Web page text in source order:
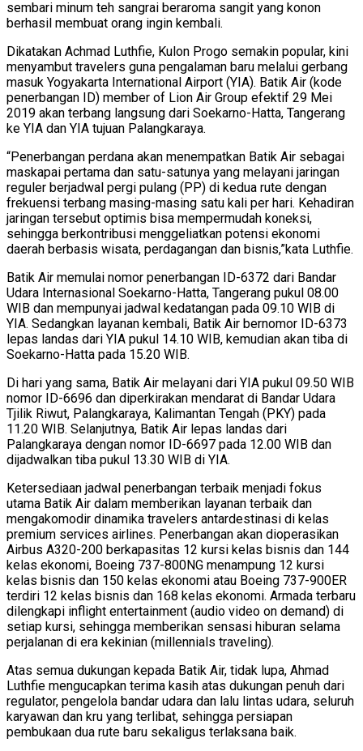
sembari minum teh sangrai beraroma sangit yang konon
berhasil membuat orang ingin kembali.
Dikatakan Achmad Luthfie, Kulon Progo semakin popular, kini
menyambut travelers guna pengalaman baru melalui gerbang
masuk Yogyakarta International Airport (YIA). Batik Air (kode
penerbangan ID) member of Lion Air Group efektif 29 Mei
2019 akan terbang langsung dari Soekarno-Hatta, Tangerang
ke YIA dan YIA tujuan Palangkaraya.
“Penerbangan perdana akan menempatkan Batik Air sebagai
maskapai pertama dan satu-satunya yang melayani jaringan
reguler berjadwal pergi pulang (PP) di kedua rute dengan
frekuensi terbang masing-masing satu kali per hari. Kehadiran
jaringan tersebut optimis bisa mempermudah koneksi,
sehingga berkontribusi menggeliatkan potensi ekonomi
daerah berbasis wisata, perdagangan dan bisnis,”kata Luthfie.
Batik Air memulai nomor penerbangan ID-6372 dari Bandar
Udara Internasional Soekarno-Hatta, Tangerang pukul 08.00
WIB dan mempunyai jadwal kedatangan pada 09.10 WIB di
YIA. Sedangkan layanan kembali, Batik Air bernomor ID-6373
lepas landas dari YIA pukul 14.10 WIB, kemudian akan tiba di
Soekarno-Hatta pada 15.20 WIB.
Di hari yang sama, Batik Air melayani dari YIA pukul 09.50 WIB
nomor ID-6696 dan diperkirakan mendarat di Bandar Udara
Tjilik Riwut, Palangkaraya, Kalimantan Tengah (PKY) pada
11.20 WIB. Selanjutnya, Batik Air lepas landas dari
Palangkaraya dengan nomor ID-6697 pada 12.00 WIB dan
dijadwalkan tiba pukul 13.30 WIB di YIA.
Ketersediaan jadwal penerbangan terbaik menjadi fokus
utama Batik Air dalam memberikan layanan terbaik dan
mengakomodir dinamika travelers antardestinasi di kelas
premium services airlines. Penerbangan akan dioperasikan
Airbus A320-200 berkapasitas 12 kursi kelas bisnis dan 144
kelas ekonomi, Boeing 737-800NG menampung 12 kursi
kelas bisnis dan 150 kelas ekonomi atau Boeing 737-900ER
terdiri 12 kelas bisnis dan 168 kelas ekonomi. Armada terbaru
dilengkapi inflight entertainment (audio video on demand) di
setiap kursi, sehingga memberikan sensasi hiburan selama
perjalanan di era kekinian (millennials traveling).
Atas semua dukungan kepada Batik Air, tidak lupa, Ahmad
Luthfie mengucapkan terima kasih atas dukungan penuh dari
regulator, pengelola bandar udara dan lalu lintas udara, seluruh
karyawan dan kru yang terlibat, sehingga persiapan
pembukaan dua rute baru sekaligus terlaksana baik.